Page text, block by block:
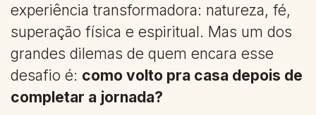
experiência transformadora: natureza, fé,
superação física e espiritual. Mas um dos
grandes dilemas de quem encara esse
desafio é: como volto pra casa depois de
completar a jornada?